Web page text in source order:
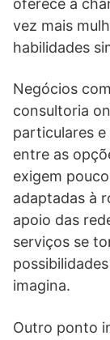
oferece a
vez mais
habilidades
Negócios
consultoria
particulares
entre as
exigem
adaptadas à
apoio das
serviços se
imagina.
Outro ponto